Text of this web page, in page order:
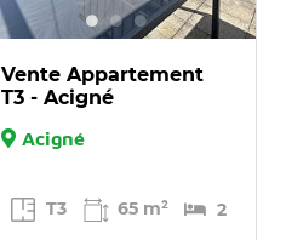
Vente Appartement
T3 - Acigné
Acigné
T3 65 m² 2